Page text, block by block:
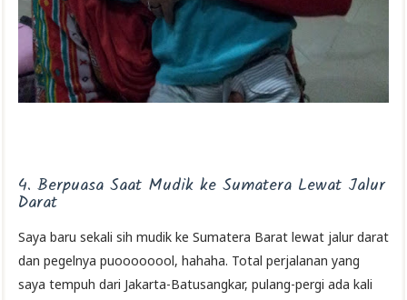
4. Berpuasa Saat Mudik ke Sumatera Lewat Jalur
Darat
Saya baru sekali sih mudik ke Sumatera Barat lewat jalur darat
dan pegelnya puoooooool, hahaha. Total perjalanan yang
saya tempuh dari Jakarta-Batusangkar, pulang-pergi ada kali